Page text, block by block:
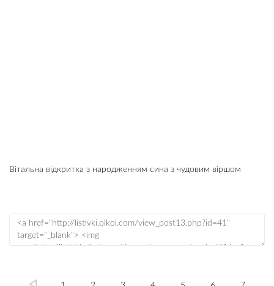
Вітальна відкритка з народженням сина з чудовим віршом